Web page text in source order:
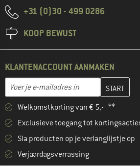
+31 (0)30 - 499 0286
KOOP BEWUST
KLANTENACCOUNT AANMAKEN
E-mailadres
Vul je e-mailadres hier in en maak in
Welkomstkorting van € 5,- **
Exclusieve toegang tot
Sla producten op je verlanglijstje op
Verjaardagsverrassing